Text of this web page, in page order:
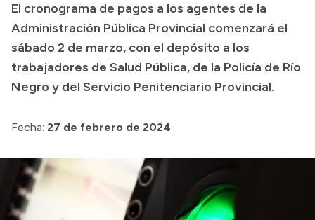
Boletín Oficial
Compras y licitaciones
Consulta de expedientes
Consulta de pago a proveedores
Intranet
El cronograma de pagos a los agentes de la
Administración Pública Provincial comenzará el
sábado 2 de marzo, con el depósito a los
trabajadores de Salud Pública, de la Policía de Río
Negro y del Servicio Penitenciario Provincial.
Fecha: 27 de febrero de 2024